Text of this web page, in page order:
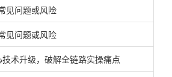
见问题或风险
见问题或风险
术升级，破解全链路实操痛点